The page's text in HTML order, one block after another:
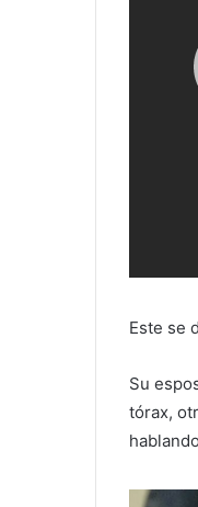
Este se
Su
tórax,